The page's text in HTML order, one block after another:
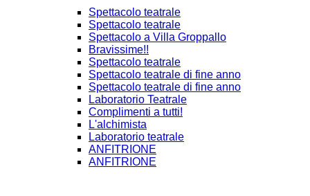
Spettacolo teatrale
Spettacolo teatrale
Spettacolo a Villa Groppallo
Bravissime!!
Spettacolo teatrale
Spettacolo teatrale di fine anno
Spettacolo teatrale di fine anno
Laboratorio Teatrale
Complimenti a tutti!
L'alchimista
Laboratorio teatrale
ANFITRIONE
ANFITRIONE